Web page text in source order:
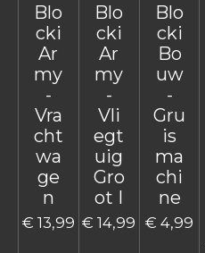
Blo
cki
Ar
my
-
Vra
cht
wa
ge
n
€ 13,99
Blo
cki
Ar
my
-
Vli
egt
uig
Gro
ot I
€ 14,99
Blo
cki
Bo
uw
-
Gru
is
ma
chi
ne
€ 4,99